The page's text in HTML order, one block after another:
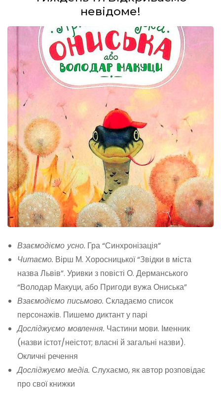
невідоме!
Взаємодіємо усно. Гра “Синхронізація”
Читаємо. Вірш М. Хоросницької “Звідки в міста
назва Львів”. Уривки з повісті О. Дерманського
“Володар Макуци, або Пригоди вужа Ониська”
Взаємодіємо письмово. Складаємо список
персонажів. Пишемо диктант у парі
Досліджуємо мовлення. Частини мови. Іменник
(назви істот/неістот; власні й загальні назви).
Окличні речення
Досліджуємо медіа. Слухаємо, як автор розповідає
про свої книжки